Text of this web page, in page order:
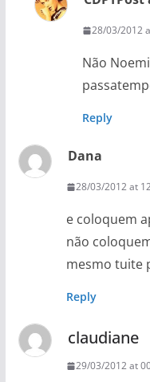
28/03/2012
Não
Reply
Dana
28/03/2012 at
e coloquem
não
mesmo tuite
Reply
claudiane
29/03/2012 at